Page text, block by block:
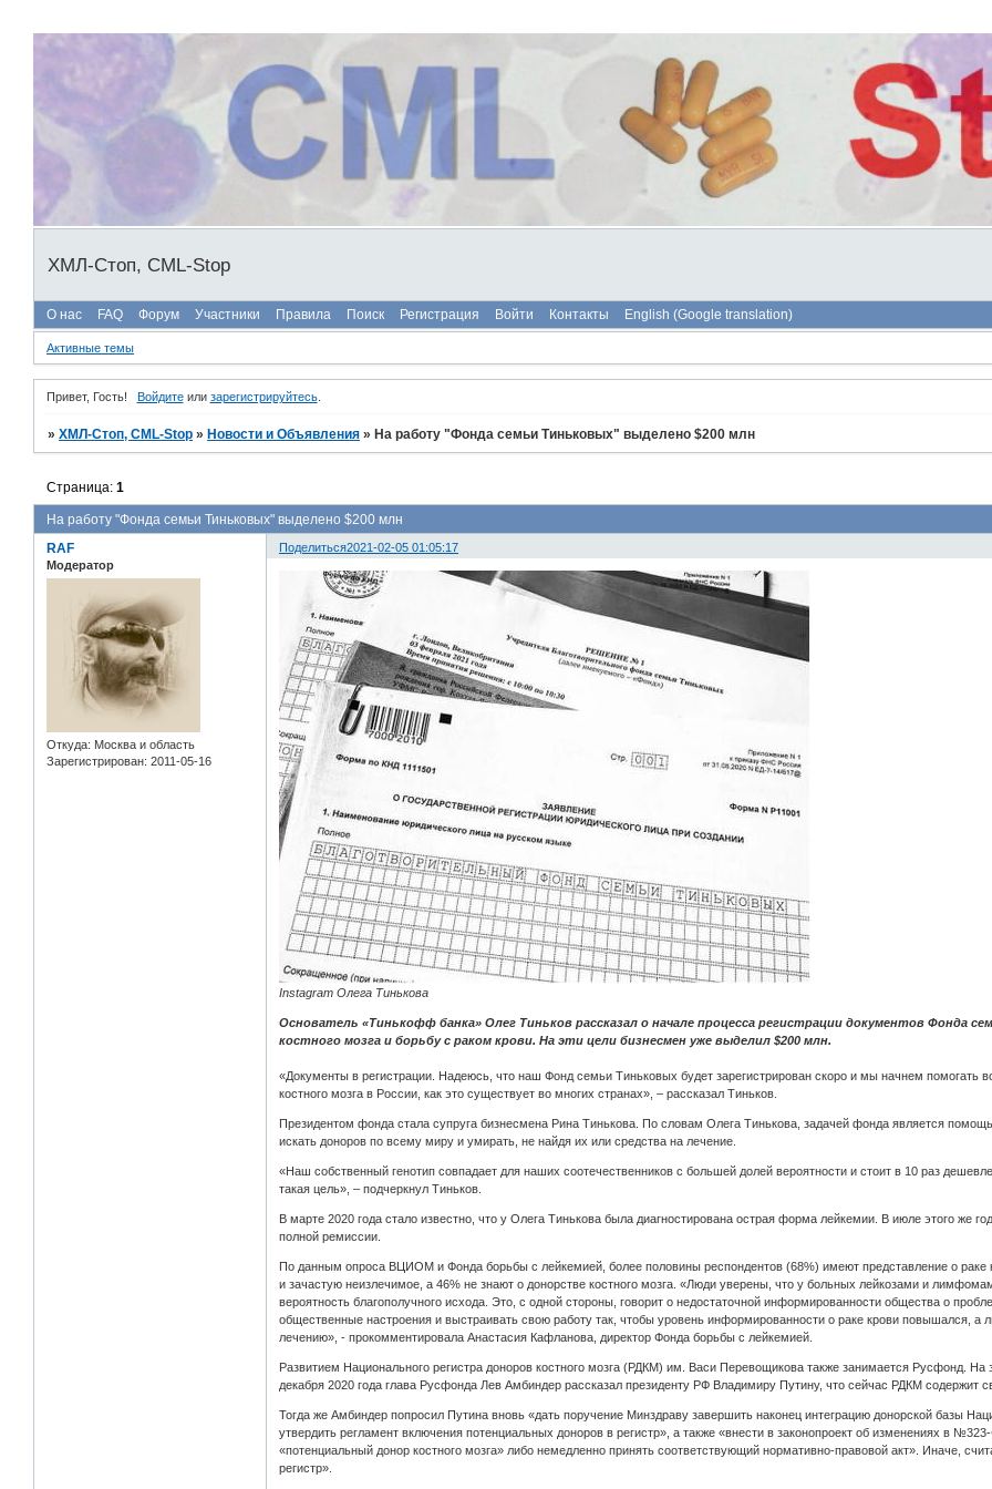
ХМЛ-Стоп, CML-Stop
О нас FAQ Форум Участники Правила Поиск Регистрация Войти Контакты English (Google translation)
Активные темы
Привет, Гость! Войдитеили зарегистрируйтесь.
»ХМЛ-Стоп, CML-Stop »Новости и Объявления »На работу "Фонда семьи Тиньковых" выделено $200 млн
На работу "Фонда семьи Тиньковых" выделено $200 млн
Страница:1
Поделиться2021-02-05 01:05:17
RAF
Модератор
Откуда: Москва и область
Зарегистрирован: 2011-05-16
Instagram Олега Тинькова
Основатель «Тинькофф банка» Олег Тиньков рассказал о начале процесса регистрации документов Фонда
костного мозга и борьбу с раком крови. На эти цели бизнесмен уже выделил $200 млн.
«Документы в регистрации. Надеюсь, что наш Фонд семьи Тиньковых будет зарегистрирован скоро и мы начнем помогать
костного мозга в России, как это существует во многих странах», – рассказал Тиньков.
Президентом фонда стала супруга бизнесмена Рина Тинькова. По словам Олега Тинькова, задачей фонда является
искать доноров по всему миру и умирать, не найдя их или средства на лечение.
«Наш собственный генотип совпадает для наших соотечественников с большей долей вероятности и стоит в 10 раз
такая цель», – подчеркнул Тиньков.
В марте 2020 года стало известно, что у Олега Тинькова была диагностирована острая форма лейкемии. В июле этого же
полной ремиссии.
По данным опроса ВЦИОМ и Фонда борьбы с лейкемией, более половины респондентов (68%) имеют представление о раке
и зачастую неизлечимое, а 46% не знают о донорстве костного мозга. «Люди уверены, что у больных лейкозами и
вероятность благополучного исхода. Это, с одной стороны, говорит о недостаточной информированности общества о
общественные настроения и выстраивать свою работу так, чтобы уровень информированности о раке крови повышался,
лечению», - прокомментировала Анастасия Кафланова, директор Фонда борьбы с лейкемией.
Развитием Национального регистра доноров костного мозга (РДКМ) им. Васи Перевощикова также занимается Русфонд.
декабря 2020 года глава Русфонда Лев Амбиндер рассказал президенту РФ Владимиру Путину, что сейчас РДКМ содержит
Тогда же Амбиндер попросил Путина вновь «дать поручение Минздраву завершить наконец интеграцию донорской базы
утвердить регламент включения потенциальных доноров в регистр», а также «внести в законопроект об изменениях в
«потенциальный донор костного мозга» либо немедленно принять соответствующий нормативно-правовой акт». Иначе,
регистр».